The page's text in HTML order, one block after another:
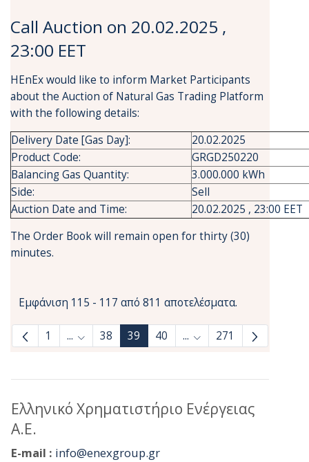
Call Auction on 20.02.2025 ,
23:00 EET
HEnEx would like to inform Market Participants
about the Auction of Natural Gas Trading Platform
with the following details:
Delivery Date [Gas Day]:
20.02.2025
Product Code:
GRGD250220
Balancing Gas Quantity:
3.000.000 kWh
Side:
Sell
Auction Date and Time:
20.02.2025 , 23:00 EET
The Order Book will remain open for thirty (30)
minutes.
Εμφάνιση 115 - 117 από 811 αποτελέσματα.
1 ... Ενδιάμεσες σελίδες Use TAB to navigate.
38 39 40 ... Ενδιάμεσες σελίδες
271
Ελληνικό Χρηματιστήριο Ενέργειας
Α.Ε.
E-mail : info@enexgroup.gr